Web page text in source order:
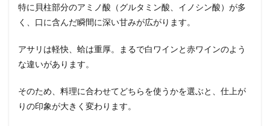
特に貝柱部分のアミノ酸（グルタミン酸、イノシン酸）が多
く、口に含んだ瞬間に深い甘みが広がります。
アサリは軽快、蛤は重厚。まるで白ワインと赤ワインのよう
な違いがあります。
そのため、料理に合わせてどちらを使うかを選ぶと、仕上が
りの印象が大きく変わります。